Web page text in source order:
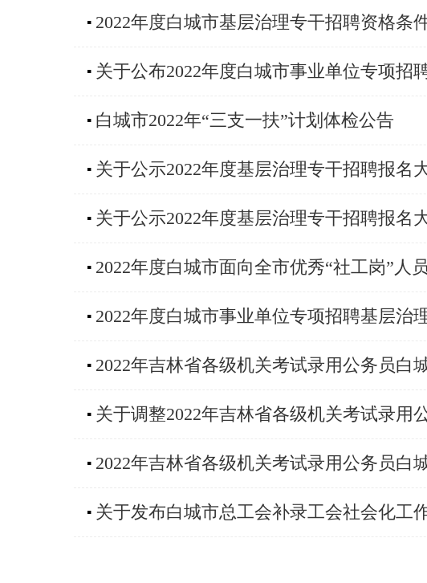
▪ 2022年度白城市基层治理专干招聘资格条
▪ 关于公布2022年度白城市事业单位专项招
▪ 白城市2022年“三支一扶”计划体检公告
▪ 关于公示2022年度基层治理专干招聘报名
▪ 关于公示2022年度基层治理专干招聘报名
▪ 2022年度白城市面向全市优秀“社工岗”人
▪ 2022年度白城市事业单位专项招聘基层治
▪ 2022年吉林省各级机关考试录用公务员白
▪ 关于调整2022年吉林省各级机关考试录
▪ 2022年吉林省各级机关考试录用公务员白
▪ 关于发布白城市总工会补录工会社会化工